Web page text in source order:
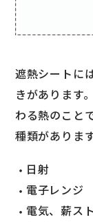
遮熱シートに
きがあります
わる熱のこと
種類があります
日射
電子レンジ
電気、薪ス